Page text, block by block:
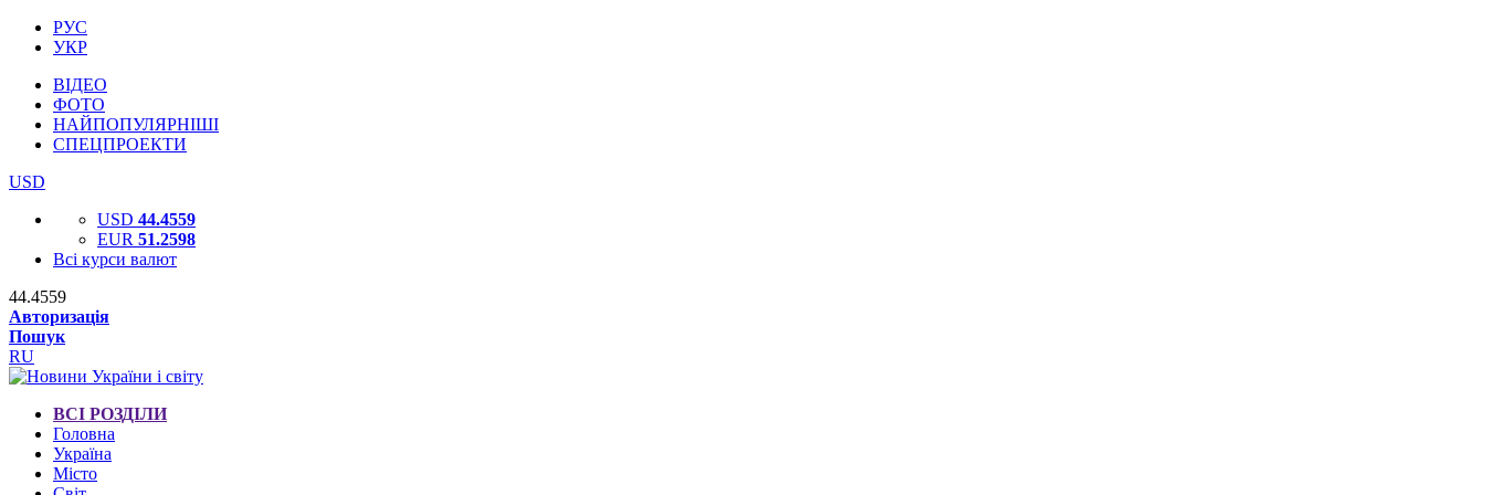
РУС
УКР
ВІДЕО
ФОТО
НАЙПОПУЛЯРНІШІ
СПЕЦПРОЕКТИ
USD
USD 44.4559
EUR 51.2598
Всі курси валют
44.4559
Авторизація
Пошук
RU
ВСІ РОЗДІЛИ
Головна
Україна
Місто